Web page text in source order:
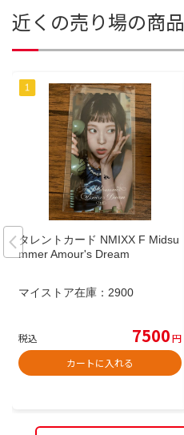
近くの売り場の商品
タレントカード NMIXX F Midsu
mmer Amour's Dream
マイストア在庫： 2900
税込 7500円
カートに入れる